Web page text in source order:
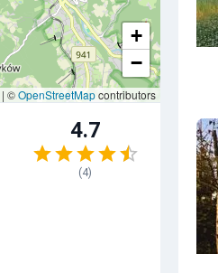
+
−
| ©OpenStreetMapcontributors
4.7
(4)